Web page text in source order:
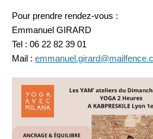
Pour prendre rendez-vous :
Emmanuel GIRARD
Tel : 06 22 82 39 01
Mail :